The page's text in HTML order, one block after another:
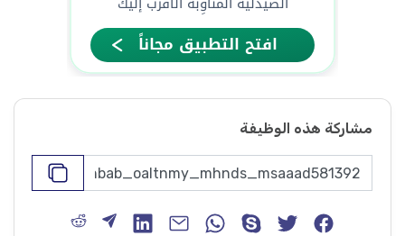
مشاركة هذه الوظيفة